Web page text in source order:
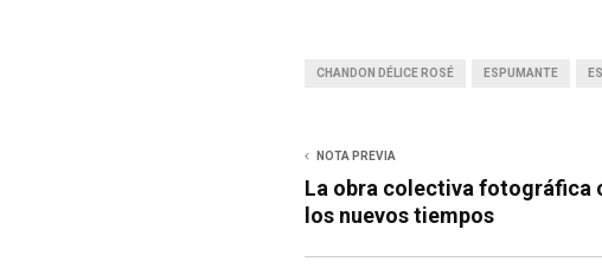
CHANDON DÉLICE ROSÉ ESPUMANTE
NOTA PREVIA
La obra colectiva fotográfica
los nuevos tiempos